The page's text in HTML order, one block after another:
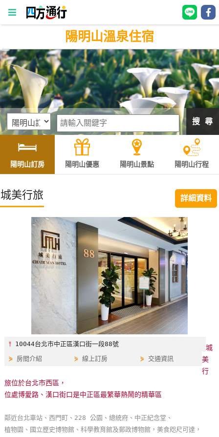
四
方
通
行
訂
房
灣
訂
房
直接跟飯店訂房 HOT
紅
帶
玩
陽明山溫泉住宿
搜 尋
陽明山訂房 陽明山優惠 陽明山景點 陽明山行程
城美行旅 詳細資料
⫯ 10044台北市中正區漢口街一段88號
⋟ 房間介紹 ⋟線上訂房 ⋟ 交通資訊
城
美
行
旅位於台北市西區，
位處博愛路、漢口街口是中正區最繁華熱鬧的精華區
鄰近台北車站、西門町、228 公園、總統府、中正紀念堂、
植物園、國立歷史博物館、科學教育館及郵政博物館，美食咫尺可達，